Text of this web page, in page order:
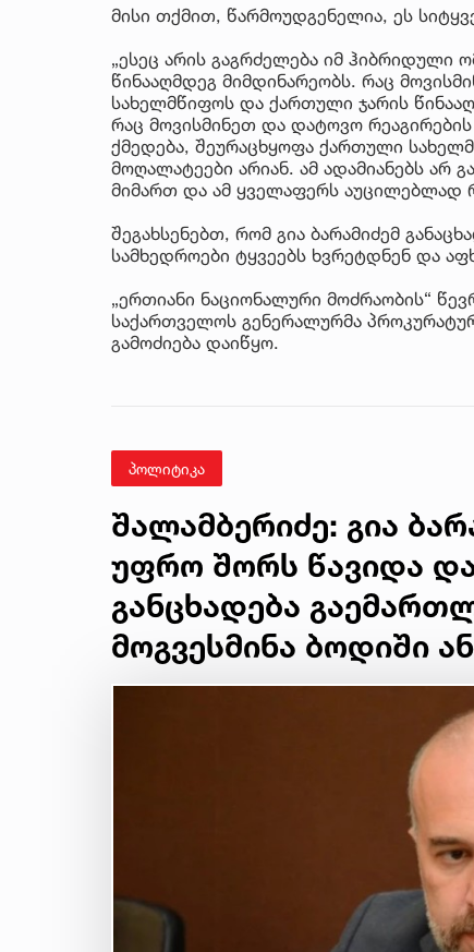
მისი თქმით, წარმოუდგენელია, ეს
„ესეც არის გაგრძელება იმ
წინააღმდეგ მიმდინარეობს. რაც
სახელმწიფოს და ქართული ჯარის
რაც მოვისმინეთ და დატოვო
ქმედება, შეურაცხყოფა ქართული
მოღალატეები არიან. ამ ადამიანებს არ
მიმართ და ამ ყველაფერს აუცილებლად
შეგახსენებთ, რომ გია ბარამიძემ
სამხედროები ტყვეებს ხვრეტდნენ და
„ერთიანი ნაციონალური მოძრაობის“
საქართველოს გენერალურმა
გამოძიება დაიწყო.
პოლიტიკა
შალამბერიძე: გია
უფრო შორს წავიდა
განცხადება
მოგვესმინა ბოდიში